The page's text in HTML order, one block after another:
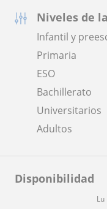
Niveles de
Infantil y
Primaria
ESO
Bachillerato
Universitarios
Adultos
Disponibilidad
Lu